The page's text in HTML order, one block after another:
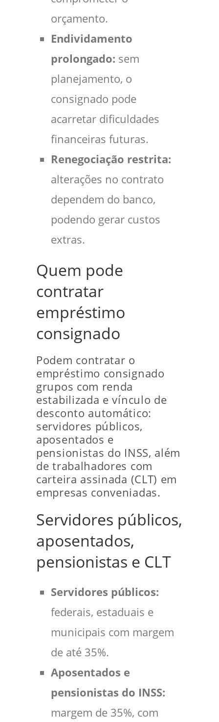
orçamento.
Endividamento
prolongado: sem
planejamento, o
consignado pode
acarretar dificuldades
financeiras futuras.
Renegociação restrita:
alterações no contrato
dependem do banco,
podendo gerar custos
extras.
Quem pode
contratar
empréstimo
consignado
Podem contratar o
empréstimo consignado
grupos com renda
estabilizada e vínculo de
desconto automático:
servidores públicos,
aposentados e
pensionistas do INSS, além
de trabalhadores com
carteira assinada (CLT) em
empresas conveniadas.
Servidores públicos,
aposentados,
pensionistas e CLT
Servidores públicos:
federais, estaduais e
municipais com margem
de até 35%.
Aposentados e
pensionistas do INSS:
margem de 35%, com